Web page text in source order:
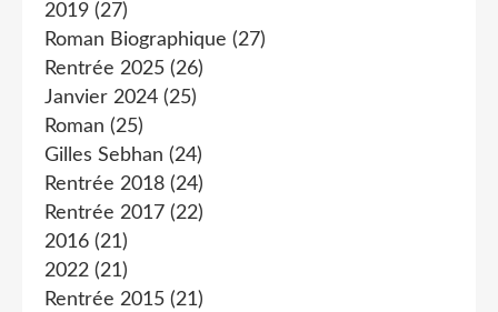
2019 (27)
Roman Biographique (27)
Rentrée 2025 (26)
Janvier 2024 (25)
Roman (25)
Gilles Sebhan (24)
Rentrée 2018 (24)
Rentrée 2017 (22)
2016 (21)
2022 (21)
Rentrée 2015 (21)